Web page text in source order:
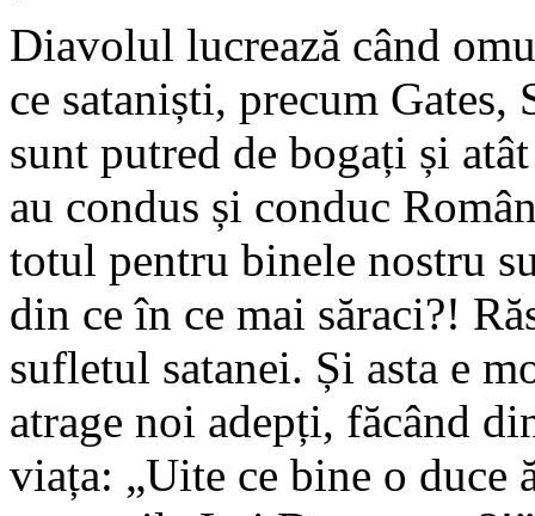
Diavolul lucrează când
ce sataniști, precum
sunt putred de bogați și
au condus și conduc
totul pentru binele nostru
din ce în ce mai săraci?!
sufletul satanei. Și asta e
atrage noi adepți, făcând
viața: „Uite ce bine o duce